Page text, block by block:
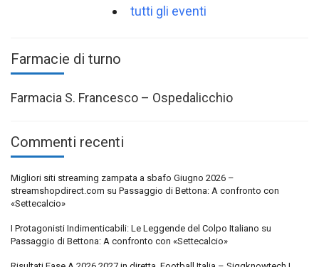
tutti gli eventi
Farmacie di turno
Farmacia S. Francesco – Ospedalicchio
Commenti recenti
Migliori siti streaming zampata a sbafo Giugno 2026 –
streamshopdirect.com su Passaggio di Bettona: A confronto con
«Settecalcio»
I Protagonisti Indimenticabili: Le Leggende del Colpo Italiano su
Passaggio di Bettona: A confronto con «Settecalcio»